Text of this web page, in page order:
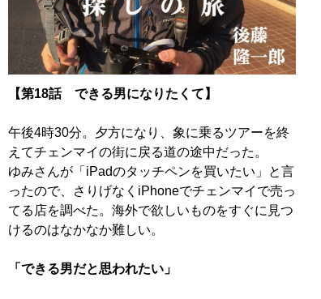
【第18話 できる男になりたくて】
午後4時30分。夕方になり、象に乗るツアーを終
えてチェンマイの街に戻る道の途中だった。
ゆみさんが「iPadのタッチペンを買いたい」と言
ったので、さりげなくiPhoneでチェンマイで売っ
てる店を調べた。海外で欲しいものをすぐに見つ
けるのはなかなか難しい。
「できる男だと思われたい」